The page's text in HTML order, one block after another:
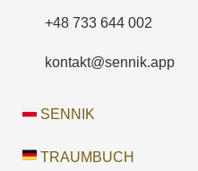
+48 733 644 002
kontakt@sennik.app
SENNIK
TRAUMBUCH